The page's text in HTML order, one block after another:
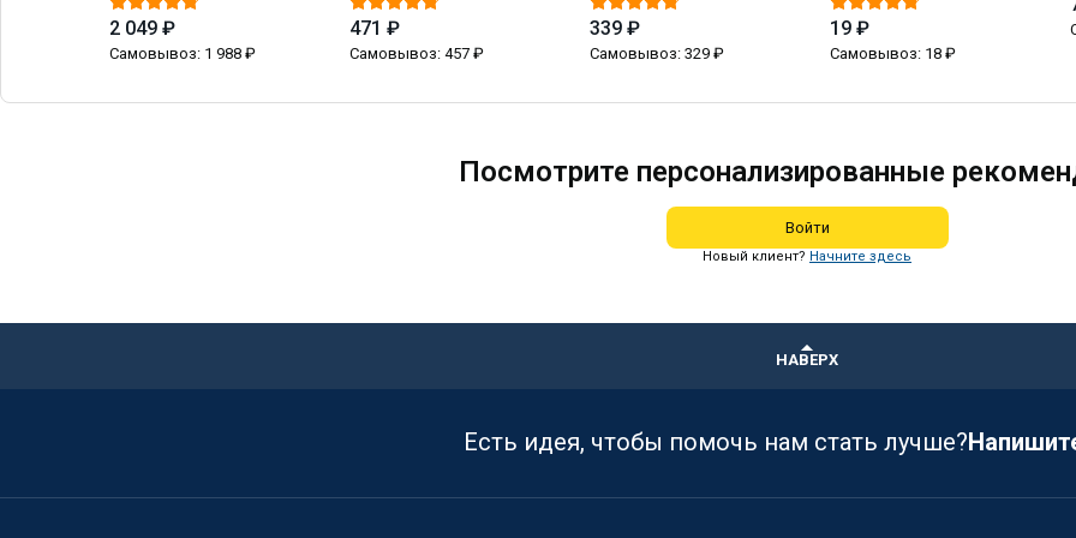
2 049 ₽
Самовывоз: 1 988 ₽
471 ₽
Самовывоз: 457 ₽
339 ₽
Самовывоз: 329 ₽
19 ₽
Самовывоз: 18 ₽
Посмотрите персонализированные
Войти
Новый клиент? Начните здесь
НАВЕРХ
Есть идея, чтобы помочь нам стать лучше?